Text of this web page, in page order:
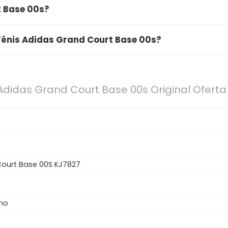
e vale muito a pena. O produto conta com excelentes
00s?
está com uma oferta especial por aproximadamente
botão de "Ver Oferta" para conferir o preço e desconto.
Adidas Grand Court Base 00s?
Grand Court Base 00s Original Oferta
Base 00S KJ7827